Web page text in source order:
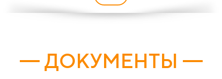
ДОКУМЕНТЫ